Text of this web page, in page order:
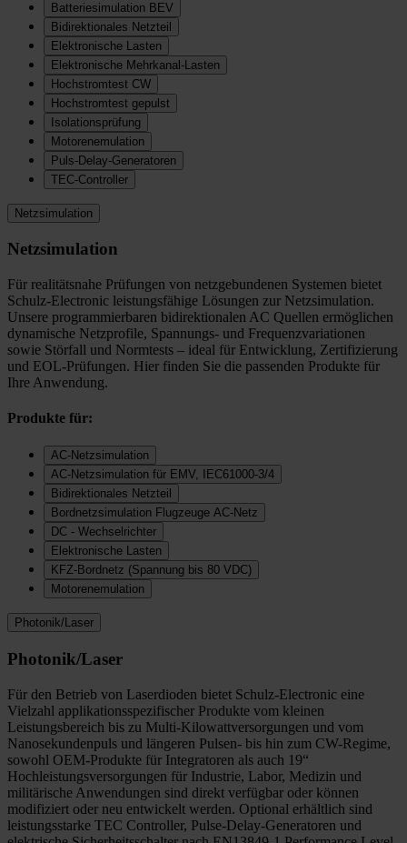
Batteriesimulation BEV
Bidirektionales Netzteil
Elektronische Lasten
Elektronische Mehrkanal-Lasten
Hochstromtest CW
Hochstromtest gepulst
Isolationsprüfung
Motorenemulation
Puls-Delay-Generatoren
TEC-Controller
Netzsimulation
Netzsimulation
Für realitätsnahe Prüfungen von netzgebundenen Systemen bietet
Schulz-Electronic leistungsfähige Lösungen zur Netzsimulation.
Unsere programmierbaren bidirektionalen AC Quellen ermöglichen
dynamische Netzprofile, Spannungs- und Frequenzvariationen
sowie Störfall und Normtests – ideal für Entwicklung, Zertifizierung
und EOL-Prüfungen. Hier finden Sie die passenden Produkte für
Ihre Anwendung.
Produkte für:
AC-Netzsimulation
AC-Netzsimulation für EMV, IEC61000-3/4
Bidirektionales Netzteil
Bordnetzsimulation Flugzeuge AC-Netz
DC - Wechselrichter
Elektronische Lasten
KFZ-Bordnetz (Spannung bis 80 VDC)
Motorenemulation
Photonik/Laser
Photonik/Laser
Für den Betrieb von Laserdioden bietet Schulz-Electronic eine
Vielzahl applikationsspezifischer Produkte vom kleinen
Leistungsbereich bis zu Multi-Kilowattversorgungen und vom
Nanosekundenpuls und längeren Pulsen- bis hin zum CW-Regime,
sowohl OEM-Produkte für Integratoren als auch 19“
Hochleistungsversorgungen für Industrie, Labor, Medizin und
militärische Anwendungen sind direkt verfügbar oder können
modifiziert oder neu entwickelt werden. Optional erhältlich sind
leistungsstarke TEC Controller, Pulse-Delay-Generatoren und